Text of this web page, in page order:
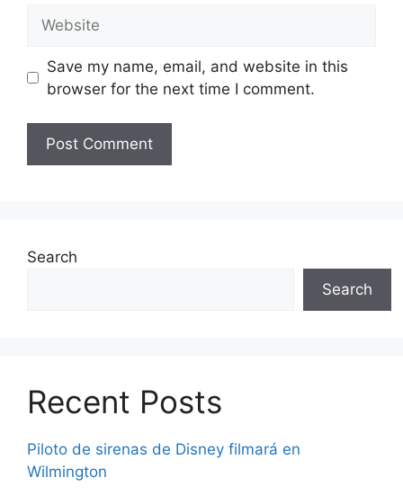
Save my name, email, and website in this
browser for the next time I comment.
Search
Search
Recent Posts
Piloto de sirenas de Disney filmará en
Wilmington